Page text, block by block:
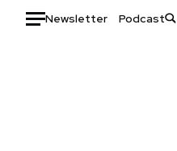
Newsletter Podcast